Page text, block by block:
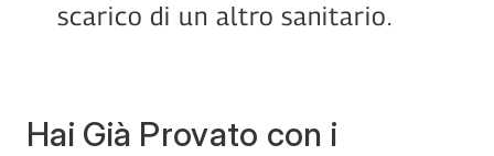
scarico di un altro sanitario.
Hai Già Provato con i